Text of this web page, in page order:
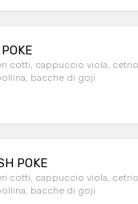
cotti, cappuccio viola,
bacche di goji
POKE
cotti, cappuccio viola,
bacche di goji